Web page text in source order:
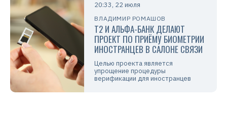
20:33, 22 июля
ВЛАДИМИР РОМАШОВ
T2 И АЛЬФА-БАНК ДЕЛАЮТ
ПРОЕКТ ПО ПРИЁМУ БИОМЕТРИИ
ИНОСТРАНЦЕВ В САЛОНЕ СВЯЗИ
Целью проекта является
упрощение процедуры
верификации для иностранцев